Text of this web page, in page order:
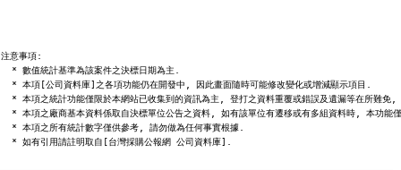
注意事項:
  * 數值統計基準為該案件之決標日期為主.
  * 本項[公司資料庫]之各項功能仍在開發中, 因此畫面隨時可能修改變化或增減顯示項目.
* 本項之統計功能僅限於本網站已收集到的資訊為主, 登打之資料重覆或錯誤及遺漏等在所難免,
* 本項之廠商基本資料係取自決標單位公告之資料, 如有該單位有遷移或有多組資料時, 本功能
  * 本項之所有統計數字僅供參考, 請勿做為任何事實根據.